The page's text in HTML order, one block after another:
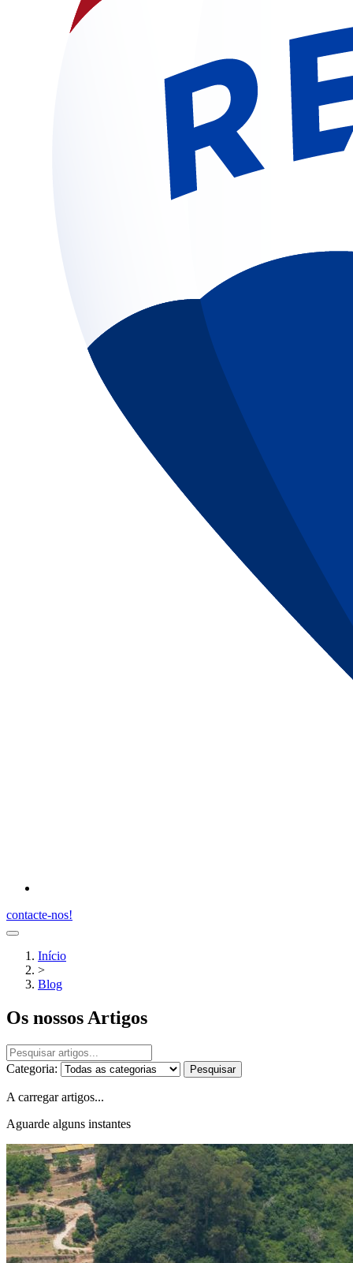
contacte-nos!
Início
>
Blog
Os nossos Artigos
Categoria: Pesquisar
A carregar artigos...
Aguarde alguns instantes